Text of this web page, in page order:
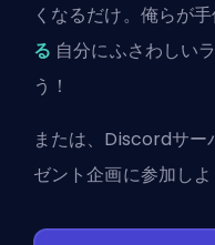
くなるだけ。俺らが手
る 自分にふさわしい
う！
または、 Discordサー
ゼント企画に参加しよ